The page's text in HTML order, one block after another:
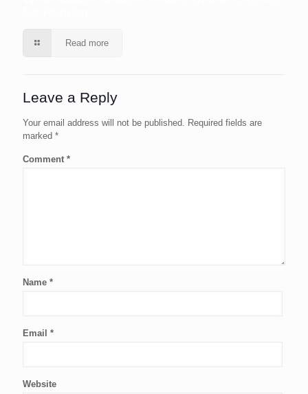
Read more
Leave a Reply
Your email address will not be published. Required fields are
marked *
Comment *
Name *
Email *
Website